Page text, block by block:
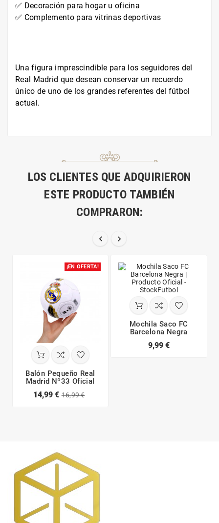
✅ Decoración para hogar u oficina
✅ Complemento para vitrinas deportivas
Una figura imprescindible para los seguidores del
Real Madrid que desean conservar un recuerdo
único de uno de los grandes referentes del fútbol
actual.
LOS CLIENTES QUE ADQUIRIERON
ESTE PRODUCTO TAMBIÉN
COMPRARON:
 
¡EN OFERTA!
Balón Pequeño Real
Madrid Nº33 Oficial
14,99 € 16,99 €
Mochila Saco FC
Barcelona Negra
9,99 €